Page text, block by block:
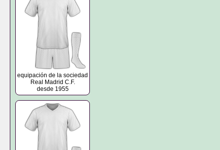
equipación de la sociedad
Real Madrid C.F.
desde 1955